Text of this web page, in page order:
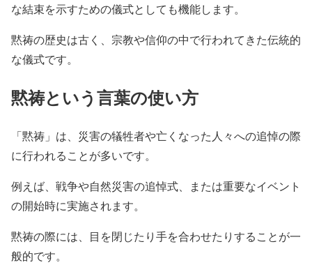
な結束を示すための儀式としても機能します。
黙祷の歴史は古く、宗教や信仰の中で行われてきた伝統的
な儀式です。
黙祷という言葉の使い方
「黙祷」は、災害の犠牲者や亡くなった人々への追悼の際
に行われることが多いです。
例えば、戦争や自然災害の追悼式、または重要なイベント
の開始時に実施されます。
黙祷の際には、目を閉じたり手を合わせたりすることが一
般的です。